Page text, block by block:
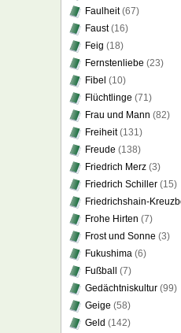
Faulheit(67)
Faust(16)
Feig (18)
Fernstenliebe (23)
Fibel (10)
Flüchtlinge (71)
Frau und Mann (82)
Freiheit(131)
Freude (138)
Friedrich Merz (3)
Friedrich Schiller (15)
Friedrichshain-
Frohe Hirten (7)
Frost und Sonne (3)
Fukushima (6)
Fußball
(7)
Gedächtniskultur (99)
Geige (58)
Geld (142)